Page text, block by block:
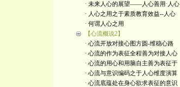
· 未来人心的展望——人心善用·人心
· 人心之用之于素质教育效益--人心
· 何谓人心之用
【心流概说2】
· 心流开放对接心图方圆-维稳心路
· 心流的作为表征全程善为对接人心
· 心流的用心和用脑自主善为表征于
· 心流与意识编码之于人心维度演算
· 心流底蕴处在身心欲求表征的意识